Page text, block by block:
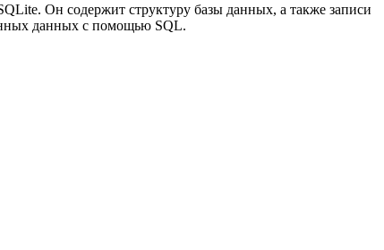
Он содержит структуру базы данных, а также записи
данных с помощью SQL.